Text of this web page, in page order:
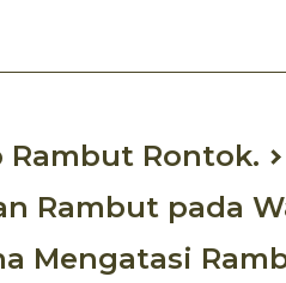
Rambut Rontok.
Rambut pada
Mengatasi